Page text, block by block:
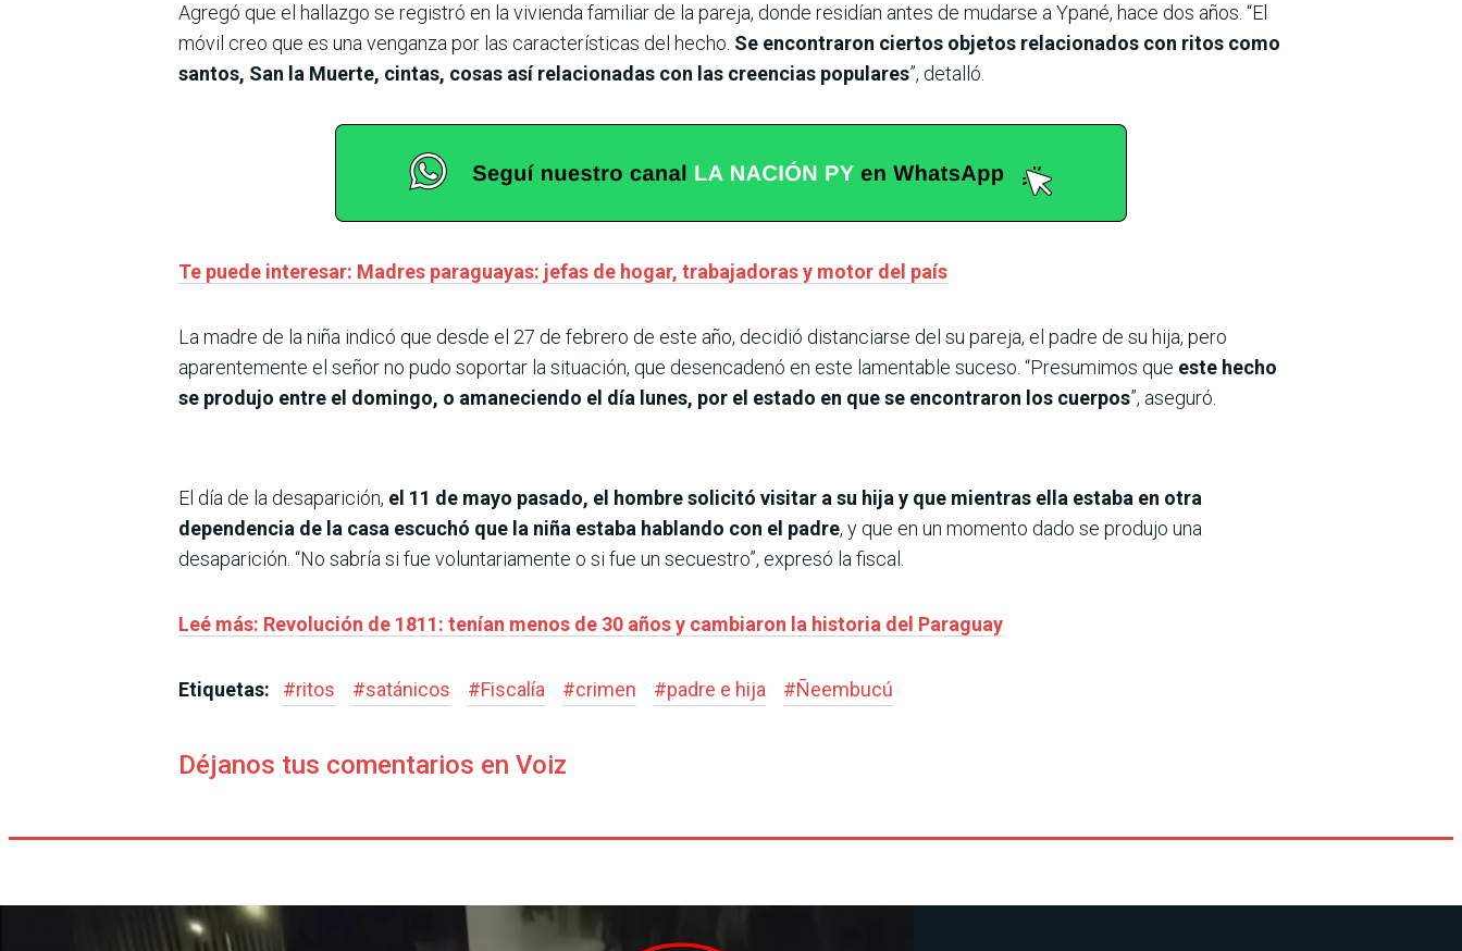
Agregó que el hallazgo se registró en la vivienda familiar de la pareja, donde residían antes de mudarse a Ypané, hace dos años. “El
móvil creo que es una venganza por las características del hecho. Se encontraron ciertos objetos relacionados con ritos como
santos, San la Muerte, cintas, cosas así relacionadas con las creencias populares”, detalló.
Te puede interesar: Madres paraguayas: jefas de hogar, trabajadoras y motor del país
La madre de la niña indicó que desde el 27 de febrero de este año, decidió distanciarse del su pareja, el padre de su hija, pero
aparentemente el señor no pudo soportar la situación, que desencadenó en este lamentable suceso. “Presumimos que este hecho
se produjo entre el domingo, o amaneciendo el día lunes, por el estado en que se encontraron los cuerpos”, aseguró.
El día de la desaparición, el 11 de mayo pasado, el hombre solicitó visitar a su hija y que mientras ella estaba en otra
dependencia de la casa escuchó que la niña estaba hablando con el padre, y que en un momento dado se produjo una
desaparición. “No sabría si fue voluntariamente o si fue un secuestro”, expresó la fiscal.
Leé más: Revolución de 1811: tenían menos de 30 años y cambiaron la historia del Paraguay
Etiquetas: #ritos #satánicos #Fiscalía #crimen #padre e hija #Ñeembucú
Déjanos tus comentarios en Voiz